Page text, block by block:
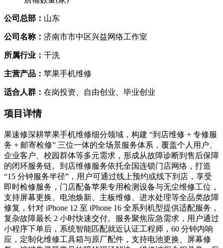
公司总部： 山东
公司名称： 济南市市中区兴益网络工作室
所属行业： 干洗
主营产品： 苹果手机维修
适合人群： 在岗投资、自由创业、毕业创业
项目详情
果速修深耕苹果手机维修细分领域，构建 “到店维修 + 专修服
务 + 邮寄检修” 三位一体的全场景服务体系，覆盖个人用户、
企业客户、校园群体等多元需求，形成从故障诊断到售后保障
的闭环服务链。到店维修服务依托全国连锁门店网络，打造
“15 分钟服务半径”，用户可通过线上预约或线下到店，享受
即时检修服务，门店配备苹果专用检测设备与无尘维修工位，
支持屏幕更换、电池焕新、主板维修、进水处理等全品类故障
修复，针对 iPhone 12 至 iPhone 16 全系列机型提供适配服务，
复杂故障最长 2 小时快速交付。服务聚焦应急需求，用户通过
小程序下单后，系统智能匹配就近认证工程师，60 分钟内响
应，定制化维修工具箱与原厂配件，支持电池更换、屏幕修